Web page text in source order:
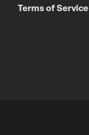
Terms of Service